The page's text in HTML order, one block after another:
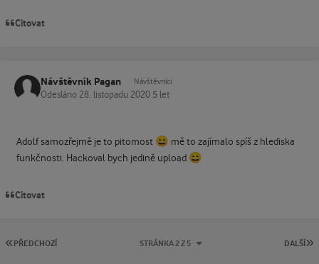
Citovat
Návštěvník Pagan Návštěvníci
Odesláno 28. listopadu 2020 5 let
Adolf samozřejmě je to pitomost 😄 mě to zajímalo spíš z hlediska
funkčnosti. Hackoval bych jedině upload 😄
Citovat
PRVNÍ STRÁNKA
PŘEDCHOZÍ DALŠÍ
STRÁNKA 2 Z 5